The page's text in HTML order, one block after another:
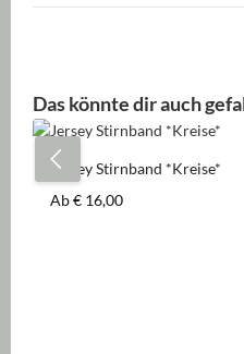
Produktgalerie überspringen
Das könnte dir auch
Jersey Stirnband *Kreise*
Regulärer Preis:
Ab€ 16,00